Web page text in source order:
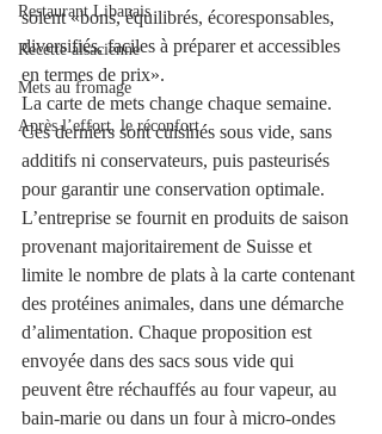
Restaurant Libanais
Recette alsacienne
Mets au fromage
Après l’effort, le réconfort.
soient «bons, équilibrés, écoresponsables,
diversifiés, faciles à préparer et accessibles
en termes de prix».
La carte de mets change chaque semaine.
Ces derniers sont cuisinés sous vide, sans
additifs ni conservateurs, puis pasteurisés
pour garantir une conservation optimale.
L’entreprise se fournit en produits de saison
provenant majoritairement de Suisse et
limite le nombre de plats à la carte contenant
des protéines animales, dans une démarche
d’alimentation. Chaque proposition est
envoyée dans des sacs sous vide qui
peuvent être réchauffés au four vapeur, au
bain-marie ou dans un four à micro-ondes